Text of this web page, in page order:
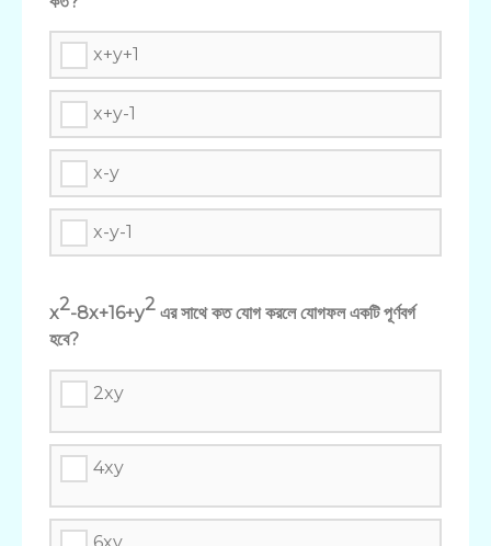
x+y+1
x+y-1
x-y
x-y-1
x2-8x+16+y2 এর সাথে কত যোগ করলে যোগফল একটি পূর্ণবর্গ
হবে?
2xy
4xy